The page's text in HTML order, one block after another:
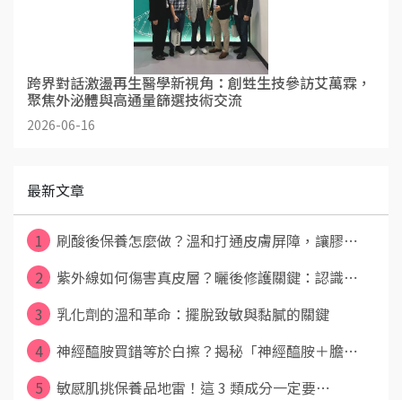
跨界對話激盪再生醫學新視角：創甡生技參訪艾萬霖，
聚焦外泌體與高通量篩選技術交流
2026-06-16
最新文章
1
刷酸後保養怎麼做？溫和打通皮膚屏障，讓膠⋯
2
紫外線如何傷害真皮層？曬後修護關鍵：認識⋯
3
乳化劑的溫和革命：擺脫致敏與黏膩的關鍵
4
神經醯胺買錯等於白擦？揭秘「神經醯胺＋膽⋯
5
敏感肌挑保養品地雷！這 3 類成分一定要⋯